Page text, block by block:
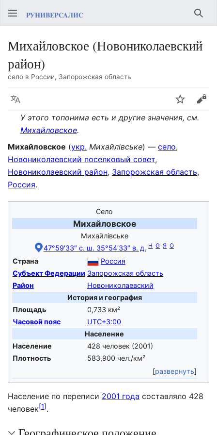
Михайловское (Новониколаевский
район)
село в России, Запорожская область
Язык Следить
У этого топонима есть и другие значения, см.
Михайловское.
Михайловское (укр. Михайлівське) — село,
Новониколаевский поселковый совет,
Новониколаевский район, Запорожская область,
Россия.
Село
Михайловское
Михайлівське
47°59′33″ с. ш. 35°54′33″ в. д. H G Я O
Страна
Россия
Субъект Федерации Запорожская область
Район
Новониколаевский
История и география
Площадь
0,733 км²
Часовой пояс
UTC+3:00
Население
Население
428 человек (2001)
Плотность
583,900 чел./км²
развернуть
Население по переписи 2001 года составляло 428
человек[1].